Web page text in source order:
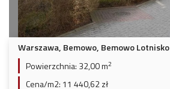
Warszawa, Bemowo, Bemowo Lotnisko
Powierzchnia: 32,00 m2
Cena/m2: 11 440,62 zł